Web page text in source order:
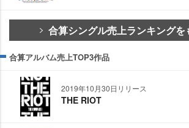
合算シングル売上ランキングを
合算アルバム売上TOP3作品
2019年10月30日リリース
THE RIOT